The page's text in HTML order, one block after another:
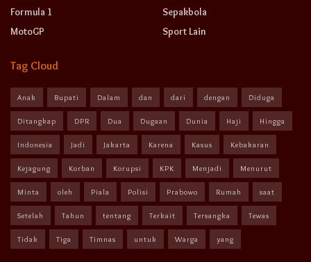
Formula 1
MotoGP
Sepakbola
Sport Lain
Tag Cloud
Anak Bupati Dalam dan dari dengan Diduga
Ditangkap DPR Dua Dugaan Dunia Haji Hingga
Indonesia Jadi Jakarta Karena Kasus Kebakaran
Kejagung Korban Korupsi KPK Menjadi Menurut
Minta oleh Piala Polisi Prabowo Rumah saat
Setelah Tahun tentang Terkait Tersangka Tewas
Tidak Tiga Timnas untuk Warga yang